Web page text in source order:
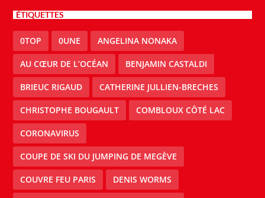
ÉTIQUETTES
0TOP 0UNE ANGELINA NONAKA
AU CŒUR DE L’OCÉAN BENJAMIN CASTALDI
BRIEUC RIGAUD CATHERINE JULLIEN-BRECHES
CHRISTOPHE BOUGAULT COMBLOUX CÔTÉ LAC
CORONAVIRUS
COUPE DE SKI DU JUMPING DE MEGÈVE
COUVRE FEU PARIS DENIS WORMS